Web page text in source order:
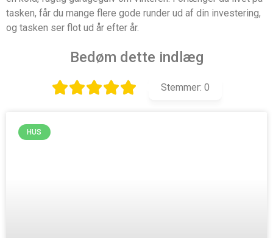
tasken, får du mange flere gode runder ud af din investering,
og tasken ser flot ud år efter år.
Bedøm dette indlæg
Stemmer: 0
HUS